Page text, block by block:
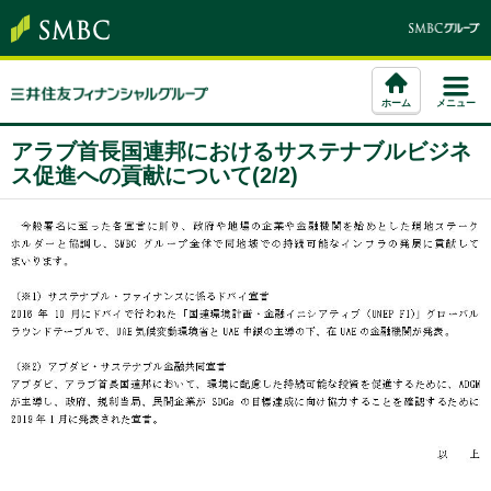
ホーム メニュー
アラブ首長国連邦におけるサステナブルビジネ
ス促進への貢献について(2/2)